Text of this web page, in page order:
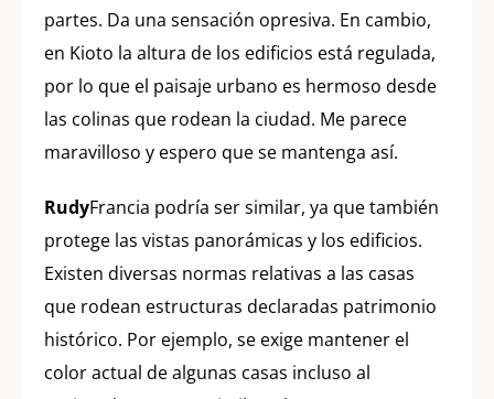
partes. Da una sensación opresiva. En cambio,
en Kioto la altura de los edificios está regulada,
por lo que el paisaje urbano es hermoso desde
las colinas que rodean la ciudad. Me parece
maravilloso y espero que se mantenga así.
RudyFrancia podría ser similar, ya que también
protege las vistas panorámicas y los edificios.
Existen diversas normas relativas a las casas
que rodean estructuras declaradas patrimonio
histórico. Por ejemplo, se exige mantener el
color actual de algunas casas incluso al